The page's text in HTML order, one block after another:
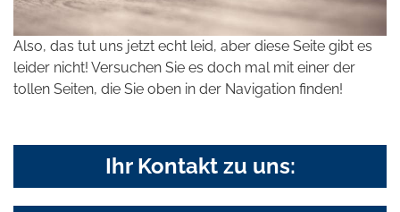
Also, das tut uns jetzt echt leid, aber diese Seite gibt es
leider nicht! Versuchen Sie es doch mal mit einer der
tollen Seiten, die Sie oben in der Navigation finden!
Ihr Kontakt zu uns: